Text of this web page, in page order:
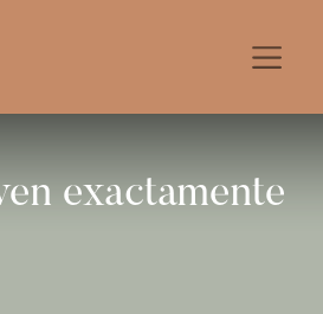
exactamente